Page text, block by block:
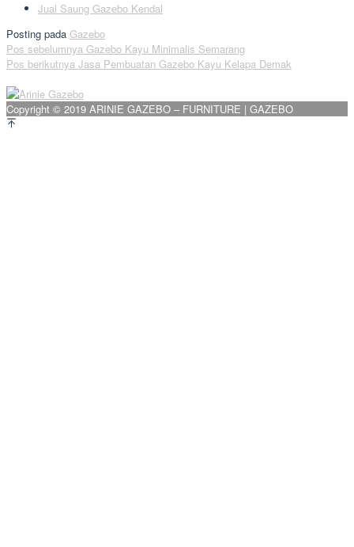
Jual Saung Gazebo Kendal
Posting pada Gazebo
Navigasi
pos
Pos sebelumnya Gazebo Kayu Minimalis Semarang
Pos berikutnya Jasa Pembuatan Gazebo Kayu Kelapa Demak
Copyright © 2019 ARINIE GAZEBO – FURNITURE | GAZEBO